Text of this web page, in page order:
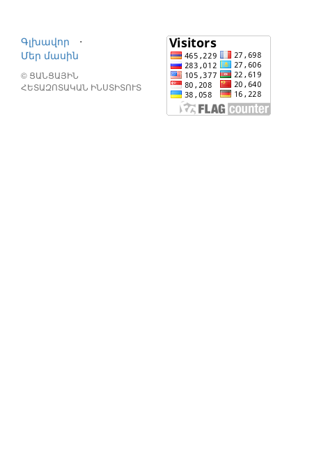
Գլխավոր
⋅
Մեր մասին
© ՑԱՆՑԱՅԻՆ
ՀԵՏԱԶՈՏԱԿԱՆ ԻՆՍՏԻՏՈՒՏ